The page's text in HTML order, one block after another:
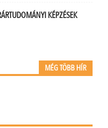
KÉPZÉSEK
MÉG TÖBB HÍR